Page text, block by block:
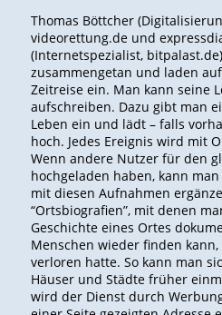
Thomas Böttcher
videorettung.de und
(Internetspezialist,
zusammengetan und laden auf
Zeitreise ein. Man kann seine
aufschreiben. Dazu gibt man
Leben ein und lädt – falls
hoch. Jedes Ereignis wird mit
Wenn andere Nutzer für den
hochgeladen haben, kann
mit diesen Aufnahmen
“Ortsbiografien”, mit denen
Geschichte eines Ortes
Menschen wieder finden
verloren hatte. So kann man
Häuser und Städte früher
wird der Dienst durch